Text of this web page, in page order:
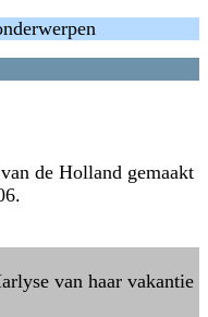
de Holland gemaakt
van haar vakantie